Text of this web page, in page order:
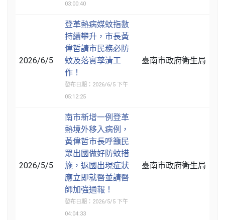
03:00:40
2026/6/5
登革熱病媒蚊指數
持續攀升，市長黃
偉哲請市民務必防
蚊及落實孳清工
作！
發布日期：2026/6/5 下午
05:12:25
臺南市政府衛生局
2026/5/5
南市新增一例登革
熱境外移入病例，
黃偉哲市長呼籲民
眾出國做好防蚊措
施，返國出現症狀
應立即就醫並請醫
師加強通報！
發布日期：2026/5/5 下午
04:04:33
臺南市政府衛生局